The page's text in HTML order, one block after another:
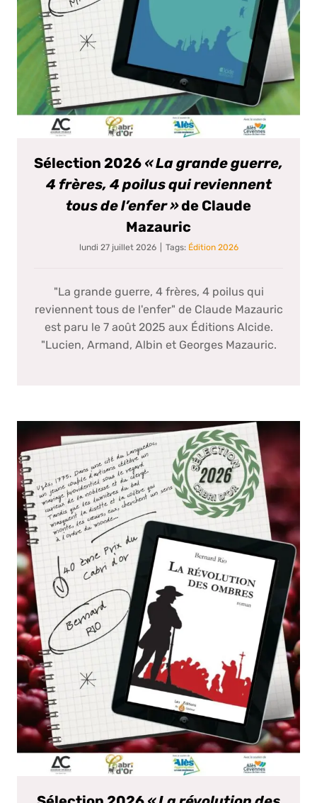
Sélection 2026 « La grande guerre,
4 frères, 4 poilus qui reviennent
tous de l’enfer »de Claude
Mazauric
lundi 27 juillet 2026 Tags: Édition 2026
"La grande guerre, 4 frères, 4 poilus qui
reviennent tous de l'enfer" de Claude Mazauric
est paru le 7 août 2025 aux Éditions Alcide.
"Lucien, Armand, Albin et Georges Mazauric.